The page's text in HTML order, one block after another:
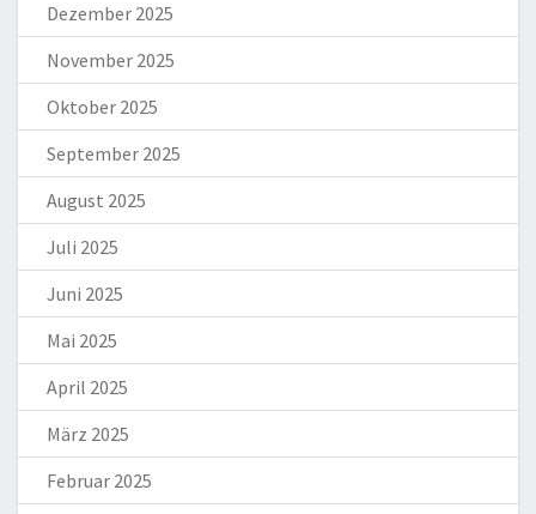
Dezember 2025
November 2025
Oktober 2025
September 2025
August 2025
Juli 2025
Juni 2025
Mai 2025
April 2025
März 2025
Februar 2025